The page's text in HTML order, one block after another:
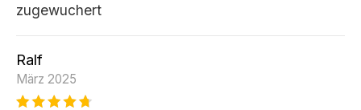
zugewuchert
Ralf
März 2025